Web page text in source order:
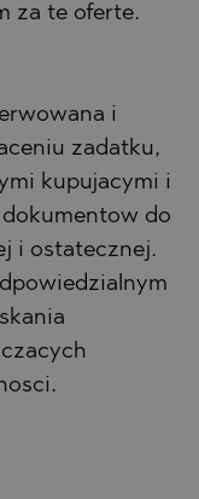
za te oferte.
i
zadatku,
kupujacymi i
do
i ostatecznej.